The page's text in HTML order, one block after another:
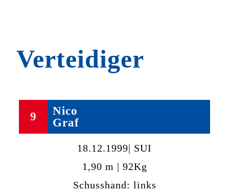
Verteidiger
9
Nico
Graf
18.12.1999| SUI
1,90 m | 92Kg
Schusshand: links